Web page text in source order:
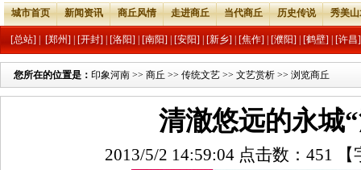
城市首页 新闻资讯 商丘风情 走进商丘 当代商丘 历史传说 秀美
[总站] [郑州] [开封] [洛阳] [南阳] [安阳] [新乡] [焦作] [濮阳] [鹤壁] [许昌]
您所在的位置是： 印象河南 >> 商丘 >> 传统文艺 >> 文艺赏析 >> 浏览商丘
清澈悠远的永城
2013/5/2 14:59:04 点击数： 451